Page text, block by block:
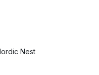
Nest